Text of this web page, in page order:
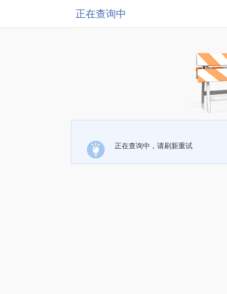
正在查询中
正在查询中，请刷新重试